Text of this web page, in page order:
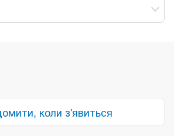
коли з'явиться